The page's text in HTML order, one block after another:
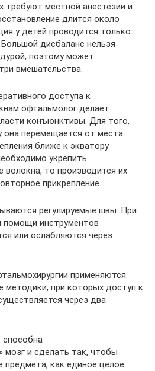
требуют местной анестезии и
длится около
у детей проводится только
дисбаланс нельзя
поэтому может
вмешательства.
доступа к
офтальмолог делает
конъюнктивы. Для того,
перемещается от места
ближе к экватору
укрепить
то производится их
прикрепление.
регулируемые швы. При
помощи инструментов
или ослабляются через
применяются
методики, при которых доступ к
через два
способна
мозг и сделать так, чтобы
предмета, как единое целое.